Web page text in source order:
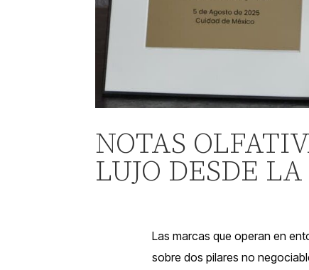
NOTAS
LUJO DESDE
Las marcas que operan en
sobre dos pilares no